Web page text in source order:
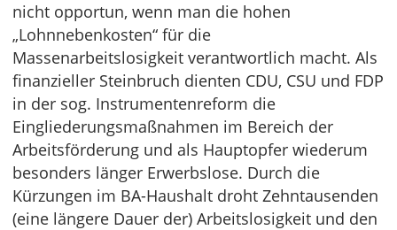
nicht opportun, wenn man die hohen
„Lohnnebenkosten“ für die
Massenarbeitslosigkeit verantwortlich macht. Als
finanzieller Steinbruch dienten CDU, CSU und FDP
in der sog. Instrumentenreform die
Eingliederungsmaßnahmen im Bereich der
Arbeitsförderung und als Hauptopfer wiederum
besonders länger Erwerbslose. Durch die
Kürzungen im BA-Haushalt droht Zehntausenden
(eine längere Dauer der) Arbeitslosigkeit und den